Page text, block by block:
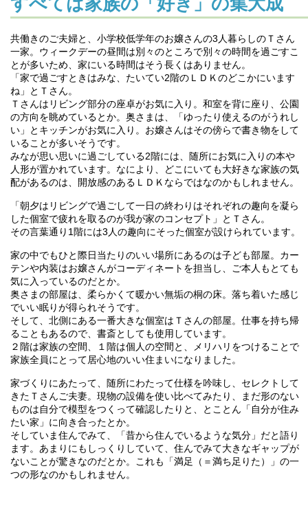
共働きのご夫婦と、小学校低学年のお嬢さんの3人暮らしのＴさん
一家。ウィークデーの昼間は別々のところで別々の時間を過ごすこ
とが多いため、家にいる時間はそう長くはありません。
「家で過ごすときはみな、たいてい2階のＬＤＫのどこかにいます
ね」とＴさん。
Ｔさんはリビング部分の座卓がお気に入り。和室を背に座り、公園
の方向を眺めているとか。奥さまは、「ゆったり使えるのがうれし
い」とキッチンがお気に入り。お嬢さんはその傍らで書き物をして
いることが多いそうです。
みなが思い思いに過ごしている2階には、随所にお気に入りの本や
人形が置かれています。なにより、どこにいても大好きな家族の気
配があるのは、開放感のあるＬＤＫならではなのかもしれません。
「朝夕はリビングで過ごして一日の終わりはそれぞれの趣向を凝ら
した個室で疲れを取るのが我が家のコンセプト」とＴさん。
その言葉通り1階には3人の趣向にそった個室が設けられています。
家の中でもひと際日当たりのいい場所にあるのは子ども部屋。カー
テンや内装はお嬢さんがコーディネートを担当し、ご本人もとても
気に入っているのだとか。
奥さまの部屋は、柔らかくて暖かい無垢の桐の床。落ち着いた感じ
でいい眠りが得られそうです。
そして、北側にある一番大きな個室はＴさんの部屋。仕事を持ち帰
ることもあるので、書斎としても使用しています。
２階は家族の空間、１階は個人の空間と、メリハリをつけることで
家族全員にとって居心地のいい住まいになりました。
家づくりにあたって、随所にわたって仕様を吟味し、セレクトして
きたＴさんご夫妻。現物の設備を使い比べてみたり、まだ形のない
ものは自分で模型をつくって確認したりと、とことん「自分が住み
たい家」に向き合ったとか。
そしていま住んでみて、「昔から住んでいるような気分」だと語り
ます。あまりにもしっくりしていて、住んでみて大きなギャップが
ないことが驚きなのだとか。これも「満足（＝満ち足りた）」の一
つの形なのかもしれません。